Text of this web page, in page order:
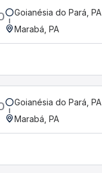
Goianésia do Pará, PA
Marabá, PA
Goianésia do Pará, PA
Marabá, PA